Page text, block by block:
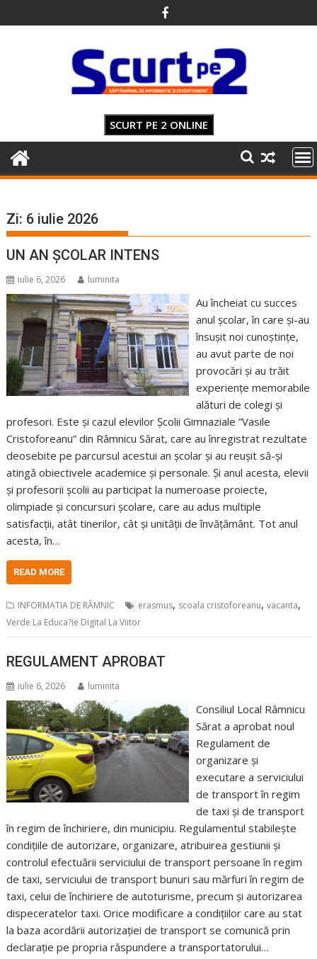
to
SCURT PE 2 ONLINE
Zi: 6 iulie 2026
UN AN ȘCOLAR INTENS
iulie 6, 2026 luminita
Au încheiat cu succes
anul școlar, în care și-au
însușit noi cunoștințe,
au avut parte de noi
provocări și au trăit
experiențe memorabile
alături de colegi și
profesori. Este și cazul elevilor Școlii Gimnaziale ”Vasile
Cristoforeanu” din Râmnicu Sărat, care au înregistrat rezultate
deosebite pe parcursul acestui an școlar și au reușit să-și
atingă obiectivele academice și personale. Și anul acesta, elevii
și profesorii școlii au participat la numeroase proiecte,
olimpiade și concursuri școlare, care au adus multiple
satisfacții, atât tinerilor, cât și unității de învățământ. Tot anul
acesta, în…
READ MORE
INFORMATIA DE RÂMNIC erasmus, scoala cristoforeanu,vacanta,
Verde La Educa?ie Digital La Viitor
REGULAMENT APROBAT
iulie 6, 2026 luminita
Consiliul Local Râmnicu
Sărat a aprobat noul
Regulament de
organizare și
executare a serviciului
de transport în regim
de taxi și de transport
în regim de închiriere, din municipiu. Regulamentul stabilește
condițiile de autorizare, organizare, atribuirea gestiunii și
controlul efectuării serviciului de transport persoane în regim
de taxi, serviciului de transport bunuri sau mărfuri în regim de
taxi, celui de închiriere de autoturisme, precum și autorizarea
dispeceratelor taxi. Orice modificare a condițiilor care au stat
la baza acordării autorizației de transport se comunică prin
declarație pe propria răspundere a transportatorului…